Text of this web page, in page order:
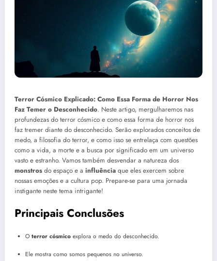
Terror Cósmico Explicado: Como Essa Forma de Horror Nos
Faz Temer o Desconhecido. Neste artigo, mergulharemos nas
profundezas do terror cósmico e como essa forma de horror nos
faz tremer diante do desconhecido. Serão explorados conceitos de
medo, a filosofia do terror, e como isso se entrelaça com questões
como a vida, a morte e a busca por significado em um universo
vasto e estranho. Vamos também desvendar a natureza dos
monstros do espaço e a influência que eles exercem sobre
nossas emoções e a cultura pop. Prepare-se para uma jornada
instigante neste tema intrigante!
Principais Conclusões
O terror cósmico explora o medo do desconhecido.
Ele mostra como somos pequenos no universo.